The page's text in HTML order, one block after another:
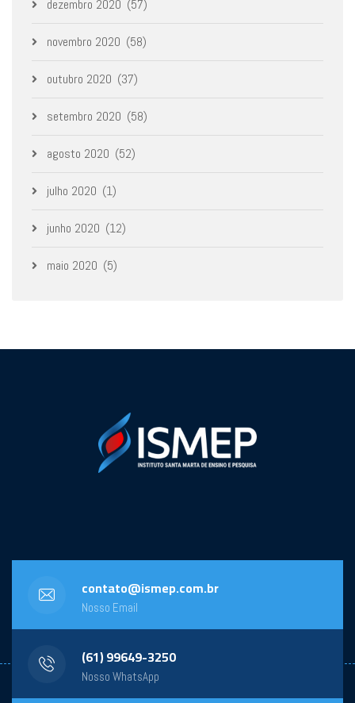
dezembro 2020 (57)
novembro 2020 (58)
outubro 2020 (37)
setembro 2020 (58)
agosto 2020 (52)
julho 2020 (1)
junho 2020 (12)
maio 2020 (5)
contato@ismep.com.br
Nosso Email
(61) 99649-3250
Nosso WhatsApp